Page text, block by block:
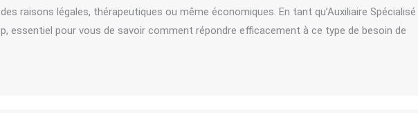
raisons légales, thérapeutiques ou même économiques. En tant qu’Auxiliaire Spécialisé
essentiel pour vous de savoir comment répondre efficacement à ce type de besoin de